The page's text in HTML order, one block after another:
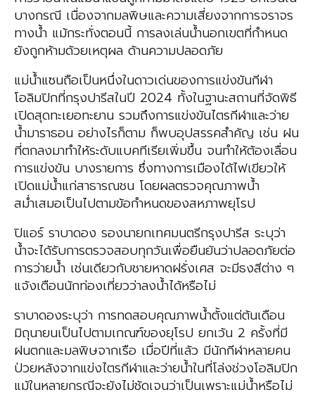
บางกรณี เนื่องจากมลพิษและความเสี่ยงจากการจราจร
ทางน้ำ แม้กระทั่งตอนนี้ การลงเล่นน้ำนอกเขตที่กำหนด
ยังถูกห้ามด้วยเหตุผล ด้านความปลอดภัย
แม่น้ำแซนถือเป็นหนึ่งในดาวเด่นของการแข่งขันกีฬา
โอลิมปิกที่กรุงปารีสในปี 2024 ทั้งในฐานะสถานที่จัดพิธี
เปิดสุดทะเยอทะยาน รวมถึงการแข่งขันไตรกีฬาและว่าย
น้ำมาราธอน อย่างไรก็ตาม ก็พบอุปสรรคสำคัญ เช่น ฝน
ที่ตกลงมาทำให้ระดับแบคทีเรียเพิ่มขึ้น จนทำให้ต้องเลื่อน
การแข่งขัน บางรายการ ซึ่งทางการเมืองได้ไฟเขียวให้
เปิดแม่น้ำแก่สาธารณชน โดยผลตรวจคุณภาพน้ำ
สม่ำเสมอเป็นไปตามข้อกำหนดของสหภาพยุโรป
ปิแอร์ ราบาดอง รองนายกเทศมนตรีกรุงปารีส ระบุว่า
น้ำจะได้รับการตรวจสอบทุกวันเพื่อยืนยันว่าปลอดภัยต่อ
การว่ายน้ำ เช่นเดียวกับชายหาดฝรั่งเศส จะมีธงสีต่าง ๆ
แจ้งเตือนนักท่องเที่ยวว่าลงน้ำได้หรือไม่
ราบาดองระบุว่า การทดสอบคุณภาพน้ำตั้งแต่ต้นเดือน
มิถุนายนเป็นไปตามเกณฑ์ของยุโรป ยกเว้น 2 ครั้งที่มี
ฝนตกและมลพิษจากเรือ เมื่อปีที่แล้ว มีนักกีฬาหลายคน
ป่วยหลังจากแข่งไตรกีฬาและว่ายน้ำในที่โล่งช่วงโอลิมปิก
แม้ในหลายกรณีจะยังไม่ชัดเจนว่าเป็นเพราะแม่น้ำหรือไม่